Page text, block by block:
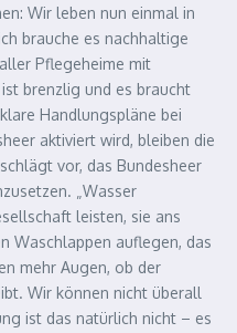
Wir leben nun einmal in
brauche es nachhaltige
Pflegeheime mit
brenzlig und es braucht
Handlungspläne bei
aktiviert wird, bleiben die
vor, das Bundesheer
„Wasser
leisten, sie ans
Waschlappen auflegen, das
mehr Augen, ob der
Wir können nicht überall
ist das natürlich nicht – es